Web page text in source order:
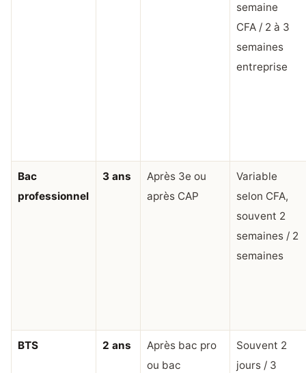
semaine
CFA / 2 à 3
semaines
entreprise
Bac
professionnel
3 ans
Après 3e ou
après CAP
Variable
selon CFA,
souvent 2
semaines / 2
semaines
BTS 2 ans
Après bac pro
ou bac
Souvent 2
jours / 3